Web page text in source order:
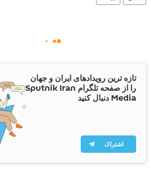
تازه ترین رویدادهای ایران و جهان
را از صفحه تلگرام Sputnik Iran
Media دنبال کنید
اشتراک